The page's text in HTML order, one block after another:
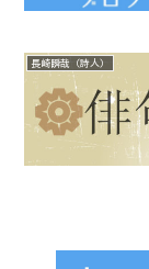
長崎瞬哉（詩人）